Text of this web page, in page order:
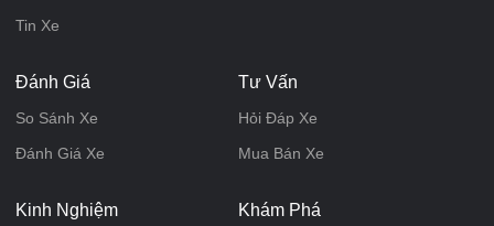
Tin Xe
Đánh Giá
So Sánh Xe
Đánh Giá Xe
Tư Vấn
Hỏi Đáp Xe
Mua Bán Xe
Kinh Nghiệm Khám Phá